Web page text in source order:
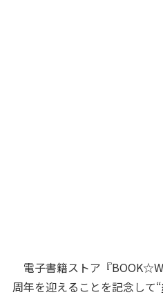
電子書籍ストア『
周年を迎えることを記念して“